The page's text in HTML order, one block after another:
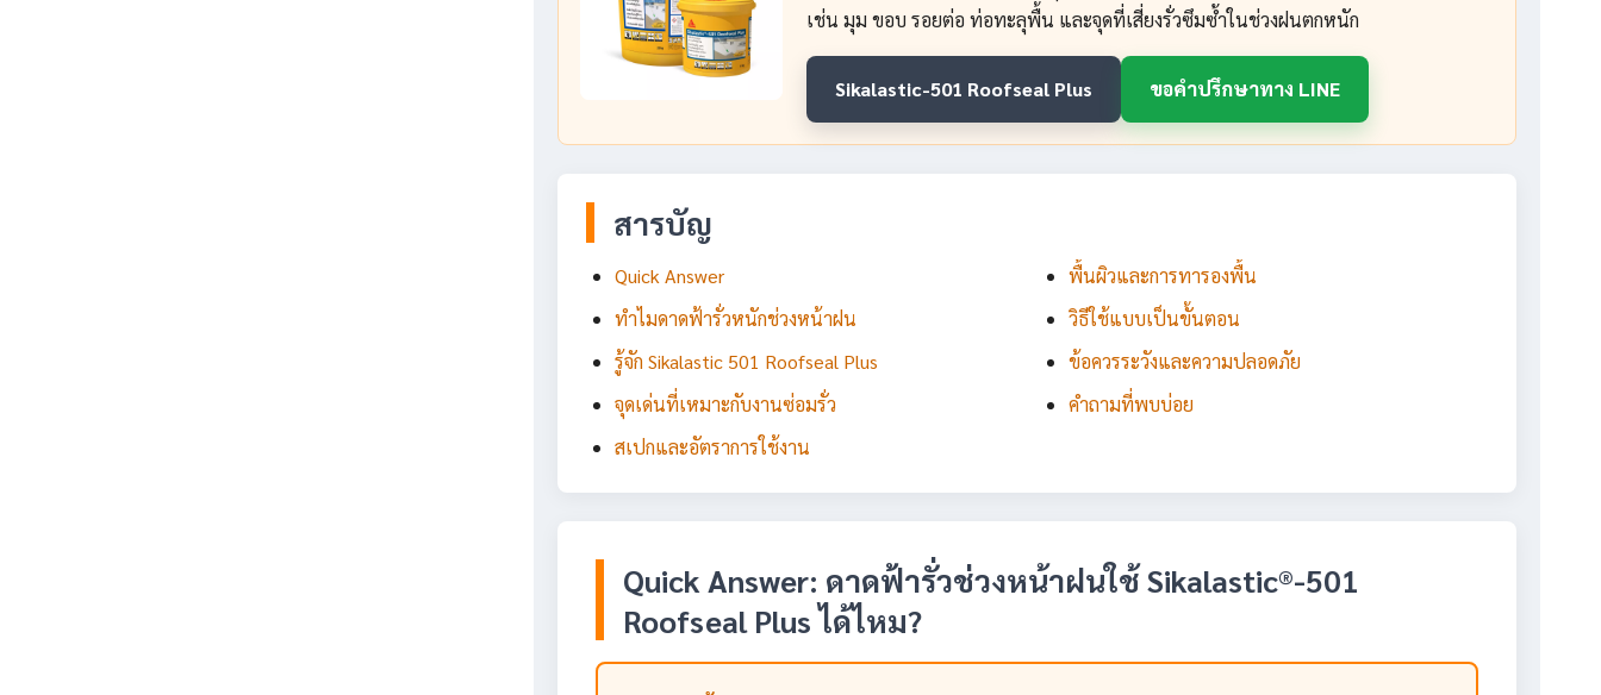
เช่น มุม ขอบ รอยต่อ ท่อทะลุพื้น และจุดที่เสี่ยงรั่วซึมซ้ำในช่วงฝนตกหนัก
Sikalastic-501 Roofseal Plus ขอคำปรึกษาทาง LINE
สารบัญ
Quick Answer
ทำไมดาดฟ้ารั่วหนักช่วงหน้าฝน
รู้จัก Sikalastic 501 Roofseal Plus
จุดเด่นที่เหมาะกับงานซ่อมรั่ว
สเปกและอัตราการใช้งาน
พื้นผิวและการทารองพื้น
วิธีใช้แบบเป็นขั้นตอน
ข้อควรระวังและความปลอดภัย
คำถามที่พบบ่อย
Quick Answer: ดาดฟ้ารั่วช่วงหน้าฝนใช้ Sikalastic®-501
Roofseal Plus ได้ไหม?